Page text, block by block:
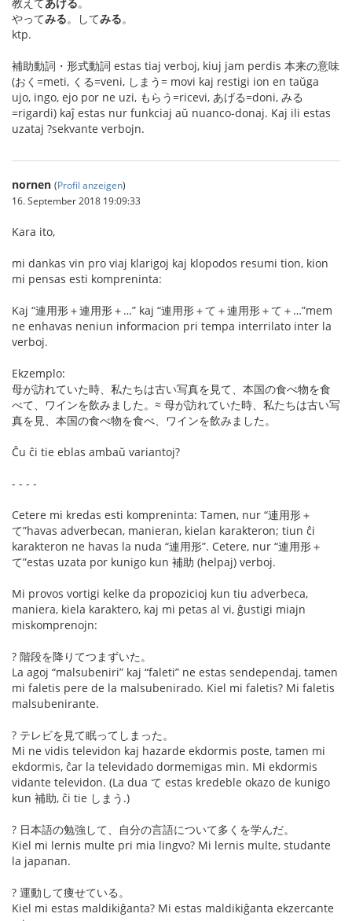
やってみる。してみる。
ktp.
補助動詞・形式動詞 estas tiaj verboj, kiuj jam perdis 本来の意味
(おく=meti, くる=veni, しまう= movi kaj restigi ion en taŭga
ujo, ingo, ejo por ne uzi, もらう=ricevi, あげる=doni, みる
=rigardi) kaĵ estas nur funkciaj aŭ nuanco-donaj. Kaj ili estas
uzataj ?sekvante verbojn.
nornen (Profil anzeigen)
16. September 2018 19:09:33
Kara ito,
mi dankas vin pro viaj klarigoj kaj klopodos resumi tion, kion
mi pensas esti kompreninta:
Kaj “連用形＋連用形＋…” kaj “連用形＋て＋連用形＋て＋…”mem
ne enhavas neniun informacion pri tempa interrilato inter la
verboj.
Ekzemplo:
母が訪れていた時、私たちは古い写真を見て、本国の食べ物を食
べて、ワインを飲みました。≈ 母が訪れていた時、私たちは古い写
真を見、本国の食べ物を食べ、ワインを飲みました。
Ĉu ĉi tie eblas ambaŭ variantoj?
- - - -
Cetere mi kredas esti kompreninta: Tamen, nur “連用形＋
て”havas adverbecan, manieran, kielan karakteron; tiun ĉi
karakteron ne havas la nuda “連用形”. Cetere, nur “連用形＋
て”estas uzata por kunigo kun 補助 (helpaj) verboj.
Mi provos vortigi kelke da propozicioj kun tiu adverbeca,
maniera, kiela karaktero, kaj mi petas al vi, ĝustigi miajn
miskomprenojn:
? 階段を降りてつまずいた。
La agoj “malsubeniri” kaj “faleti” ne estas sendependaj, tamen
mi faletis pere de la malsubenirado. Kiel mi faletis? Mi faletis
malsubenirante.
? テレビを見て眠ってしまった。
Mi ne vidis televidon kaj hazarde ekdormis poste, tamen mi
ekdormis, ĉar la televidado dormemigas min. Mi ekdormis
vidante televidon. (La dua て estas kredeble okazo de kunigo
kun 補助, ĉi tie しまう.)
? 日本語の勉強して、自分の言語について多くを学んだ。
Kiel mi lernis multe pri mia lingvo? Mi lernis multe, studante
la japanan.
? 運動して痩せている。
Kiel mi estas maldikiĝanta? Mi estas maldikiĝanta ekzercante